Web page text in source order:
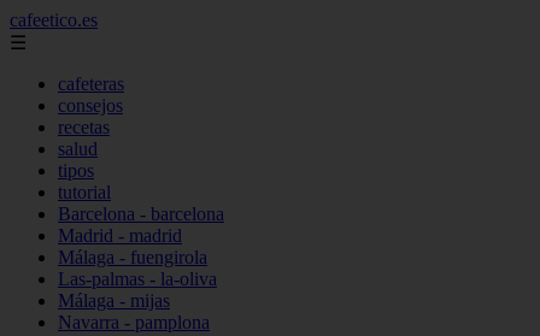
cafeetico.es
☰
cafeteras
consejos
recetas
salud
tipos
tutorial
Barcelona - barcelona
Madrid - madrid
Málaga - fuengirola
Las-palmas - la-oliva
Málaga - mijas
Navarra - pamplona